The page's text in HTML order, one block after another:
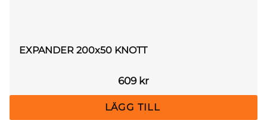
EXPANDER 200x50 KNOTT
609kr